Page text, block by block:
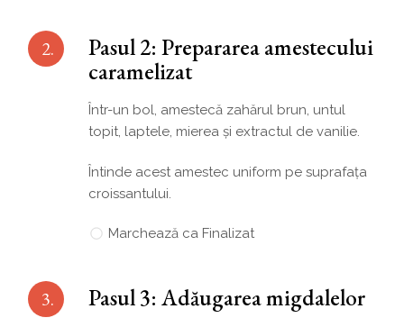
2.
Pasul 2: Prepararea amestecului
caramelizat
Într-un bol, amestecă zahărul brun, untul
topit, laptele, mierea și extractul de vanilie.
Întinde acest amestec uniform pe suprafața
croissantului.
Marchează ca Finalizat
3. Pasul 3: Adăugarea migdalelor